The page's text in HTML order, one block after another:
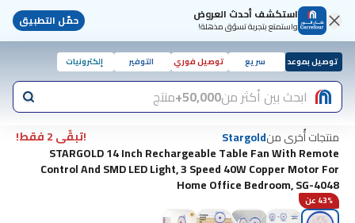
استكشف أحدث العروض
واستمتع بتجربة تسوّق مذهلة! حمّل التطبيق
توصيل بموعد سريع توصيل فوري التوفير إلكترونيات
ابحث بين أكثر من50,000+ منتج
منتجات أُخرى منStargold
!تبقّى 2 فقط!
STARGOLD 14 Inch Rechargeable Table Fan With Remote
Control And SMD LED Light, 3 Speed 40W Copper Motor For
Home Office Bedroom, SG-4048
43% عن